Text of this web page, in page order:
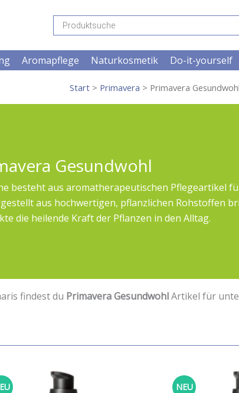
Products
search
Aromapflege Naturkosmetik Do-it-yourself
Start> Primavera > Primavera Gesundwohl
Gesundwohl
besteht aus aromatherapeutischen Pflegeartikel
aus hochwertigen, pflanzlichen Rohstoffen
die heilende Kraft der Pflanzen in den Alltag.
findest du Primavera GesundwohlArtikel für
NEU